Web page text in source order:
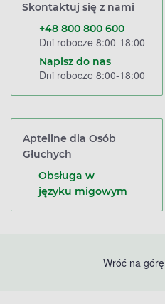
Skontaktuj się z nami
+48 800 800 600
Dni robocze 8:00-18:00
Napisz do nas
Dni robocze 8:00-18:00
Apteline dla Osób
Głuchych
Obsługa w
języku migowym
Wróć na górę